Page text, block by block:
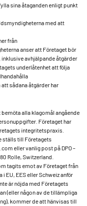
sina åtaganden enligt punkt
med att
från
anser att Företaget bör
avhjälpande åtgärder
underlåtenhet att följa
sådana åtgärder har
alla klagomål angående
Företaget har
integritetspraxis.
ställs till Företagets
eller vanlig post på DPO –
Rolle, Switzerland.
tagits emot av Företaget från
EU, EES eller Schweiz anför
är nöjda med Företagets
(eller någon av de tillämpliga
kommer de att hänvisas till